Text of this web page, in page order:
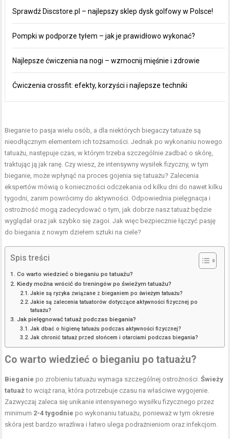
Sprawdź Discstore.pl – najlepszy sklep dysk golfowy w Polsce!
Pompki w podporze tyłem – jak je prawidłowo wykonać?
Najlepsze ćwiczenia na nogi – wzmocnij mięśnie i zdrowie
Ćwiczenia crossfit: efekty, korzyści i najlepsze techniki
Bieganie to pasja wielu osób, a dla niektórych biegaczy tatuaże są
nieodłącznym elementem ich tożsamości. Jednak po wykonaniu nowego
tatuażu, następuje czas, w którym trzeba szczególnie zadbać o skórę,
traktując ją jak ranę. Czy wiesz, że intensywny wysiłek fizyczny, w tym
bieganie, może wpłynąć na proces gojenia się tatuażu? Zalecenia
ekspertów mówią o konieczności odczekania od kilku dni do nawet kilku
tygodni, zanim powrócimy do aktywności. Odpowiednia pielęgnacja i
ostrożność mogą zadecydować o tym, jak dobrze nasz tatuaż będzie
wyglądał oraz jak szybko się zagoi. Jak więc bezpiecznie łączyć pasję
do biegania z nowym dziełem sztuki na ciele?
Spis treści
Co warto wiedzieć o bieganiu po tatuażu?
Kiedy można wrócić do treningów po świeżym tatuażu?
Jakie są ryzyka związane z bieganiem po świeżym tatuażu?
Jakie są zalecenia tatuatorów dotyczące aktywności fizycznej po
tatuażu?
Jak pielęgnować tatuaż podczas biegania?
Jak dbać o higienę tatuażu podczas aktywności fizycznej?
Jak chronić tatuaż przed słońcem i otarciami podczas biegania?
Co warto wiedzieć o bieganiu po tatuażu?
Bieganie po zrobieniu tatuażu wymaga szczególnej ostrożności.Świeży
tatuaż to wciąż rana, która potrzebuje czasu na właściwe wygojenie.
Zazwyczaj zaleca się unikanie intensywnego wysiłku fizycznego przez
minimum 2-4 tygodnie po wykonaniu tatuażu, ponieważ w tym okresie
skóra jest bardzo wrażliwa i łatwo ulega podrażnieniom oraz infekcjom.